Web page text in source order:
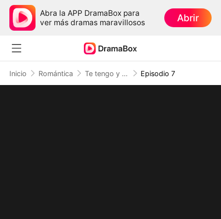
Abra la APP DramaBox para
ver más dramas maravillosos
Abrir
Inicio Romántica Te tengo y no te suelto (Doblado) Episodio 7